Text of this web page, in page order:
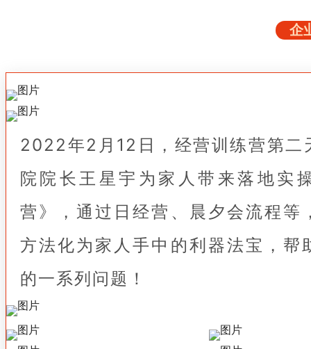
企
2022年2月12日，经营训练营第二
院院长王星宇为家人带来落地实
营》，通过日经营、晨夕会流程等
方法化为家人手中的利器法宝，帮
的一系列问题！